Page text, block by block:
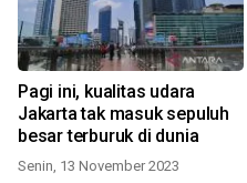
Pagi ini, kualitas udara
Jakarta tak masuk sepuluh
besar terburuk di dunia
Senin, 13 November 2023